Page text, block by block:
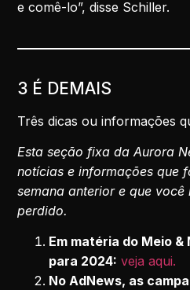
e comê-lo”, disse Schiller.
3 É DEMAIS
Três dicas ou informações
Esta seção fixa da Aurora
notícias e informações que
semana anterior e que
perdido.
Em matéria do Meio
para 2024: veja aqui.
No AdNews, as